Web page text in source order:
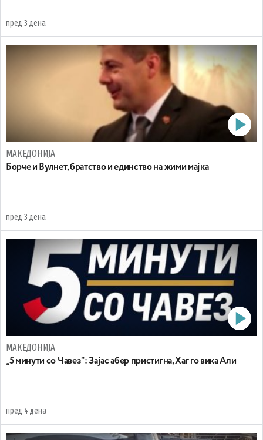
пред 3 дена
МАКЕДОНИЈА
Борче и Вулнет, братство и единство на жими мајка
пред 3 дена
МАКЕДОНИЈА
„5 минути со Чавез“: Зајас абер пристигна, Хаг го вика Али
пред 4 дена